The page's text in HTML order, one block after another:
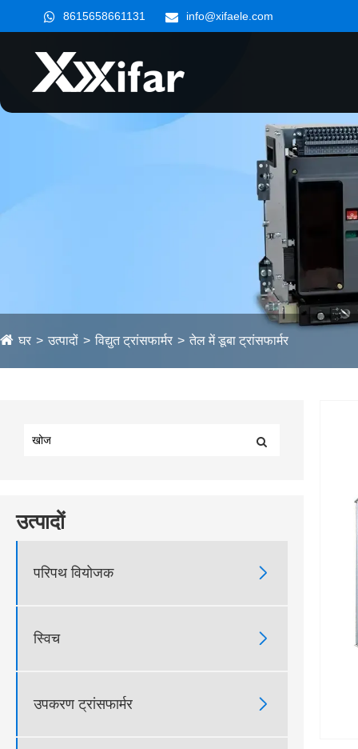
8615658661131 info@xifaele.com
घर उत्पादों विद्युत ट्रांसफार्मर तेल में डूबा ट्रांसफार्मर
उत्पादों
परिपथ वियोजक 
स्विच 
उपकरण ट्रांसफार्मर 